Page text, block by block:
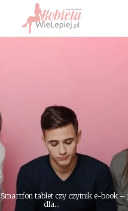
Smartfon tablet czy czytnik e-book –
dla...